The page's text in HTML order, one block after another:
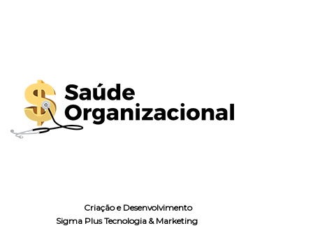
Criação e Desenvolvimento
Sigma Plus Tecnologia & Marketing